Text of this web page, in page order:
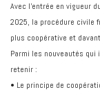
Avec l’entrée en vigueur
2025, la procédure civile
plus coopérative et
Parmi les nouveautés qui
retenir :
• Le principe de